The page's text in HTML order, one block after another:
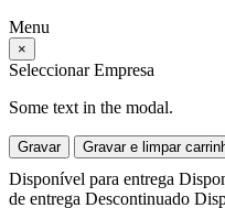
Menu
×
Seleccionar Empresa
Some text in the modal.
Gravar Gravar e limpar
Disponível para entrega
de entrega Descontinuado